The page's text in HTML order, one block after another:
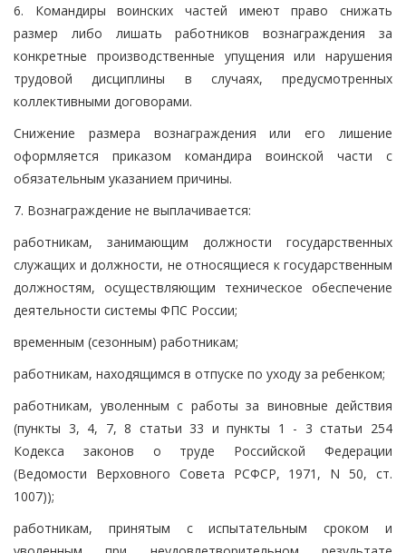
6. Командиры воинских частей имеют право снижать
размер либо лишать работников вознаграждения за
конкретные производственные упущения или нарушения
трудовой дисциплины в случаях, предусмотренных
коллективными договорами.
Снижение размера вознаграждения или его лишение
оформляется приказом командира воинской части с
обязательным указанием причины.
7. Вознаграждение не выплачивается:
работникам, занимающим должности государственных
служащих и должности, не относящиеся к государственным
должностям, осуществляющим техническое обеспечение
деятельности системы ФПС России;
временным (сезонным) работникам;
работникам, находящимся в отпуске по уходу за ребенком;
работникам, уволенным с работы за виновные действия
(пункты 3, 4, 7, 8 статьи 33 и пункты 1 - 3 статьи 254
Кодекса законов о труде Российской Федерации
(Ведомости Верховного Совета РСФСР, 1971, N 50, ст.
1007));
работникам, принятым с испытательным сроком и